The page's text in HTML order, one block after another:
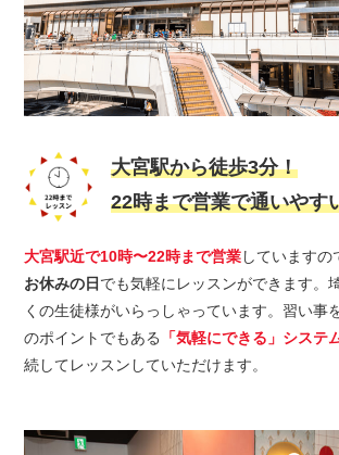
大宮駅から徒歩3分！
22時まで営業で通いやす
大宮駅近で10時〜22時まで営業していますの
お休みの日 でも気軽にレッスンができます。
くの生徒様がいらっしゃっています。習い事
のポイントでもある
「気軽にできる」システ
続してレッスンしていただけます。